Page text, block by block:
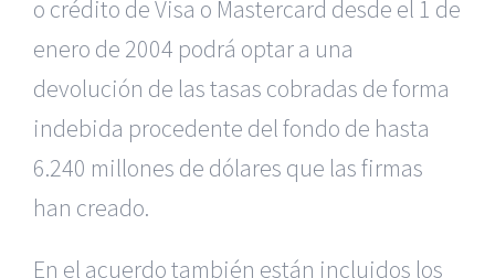
o crédito de Visa o Mastercard desde el 1 de
enero de 2004 podrá optar a una
devolución de las tasas cobradas de forma
indebida procedente del fondo de hasta
6.240 millones de dólares que las firmas
han creado.
En el acuerdo también están incluidos los